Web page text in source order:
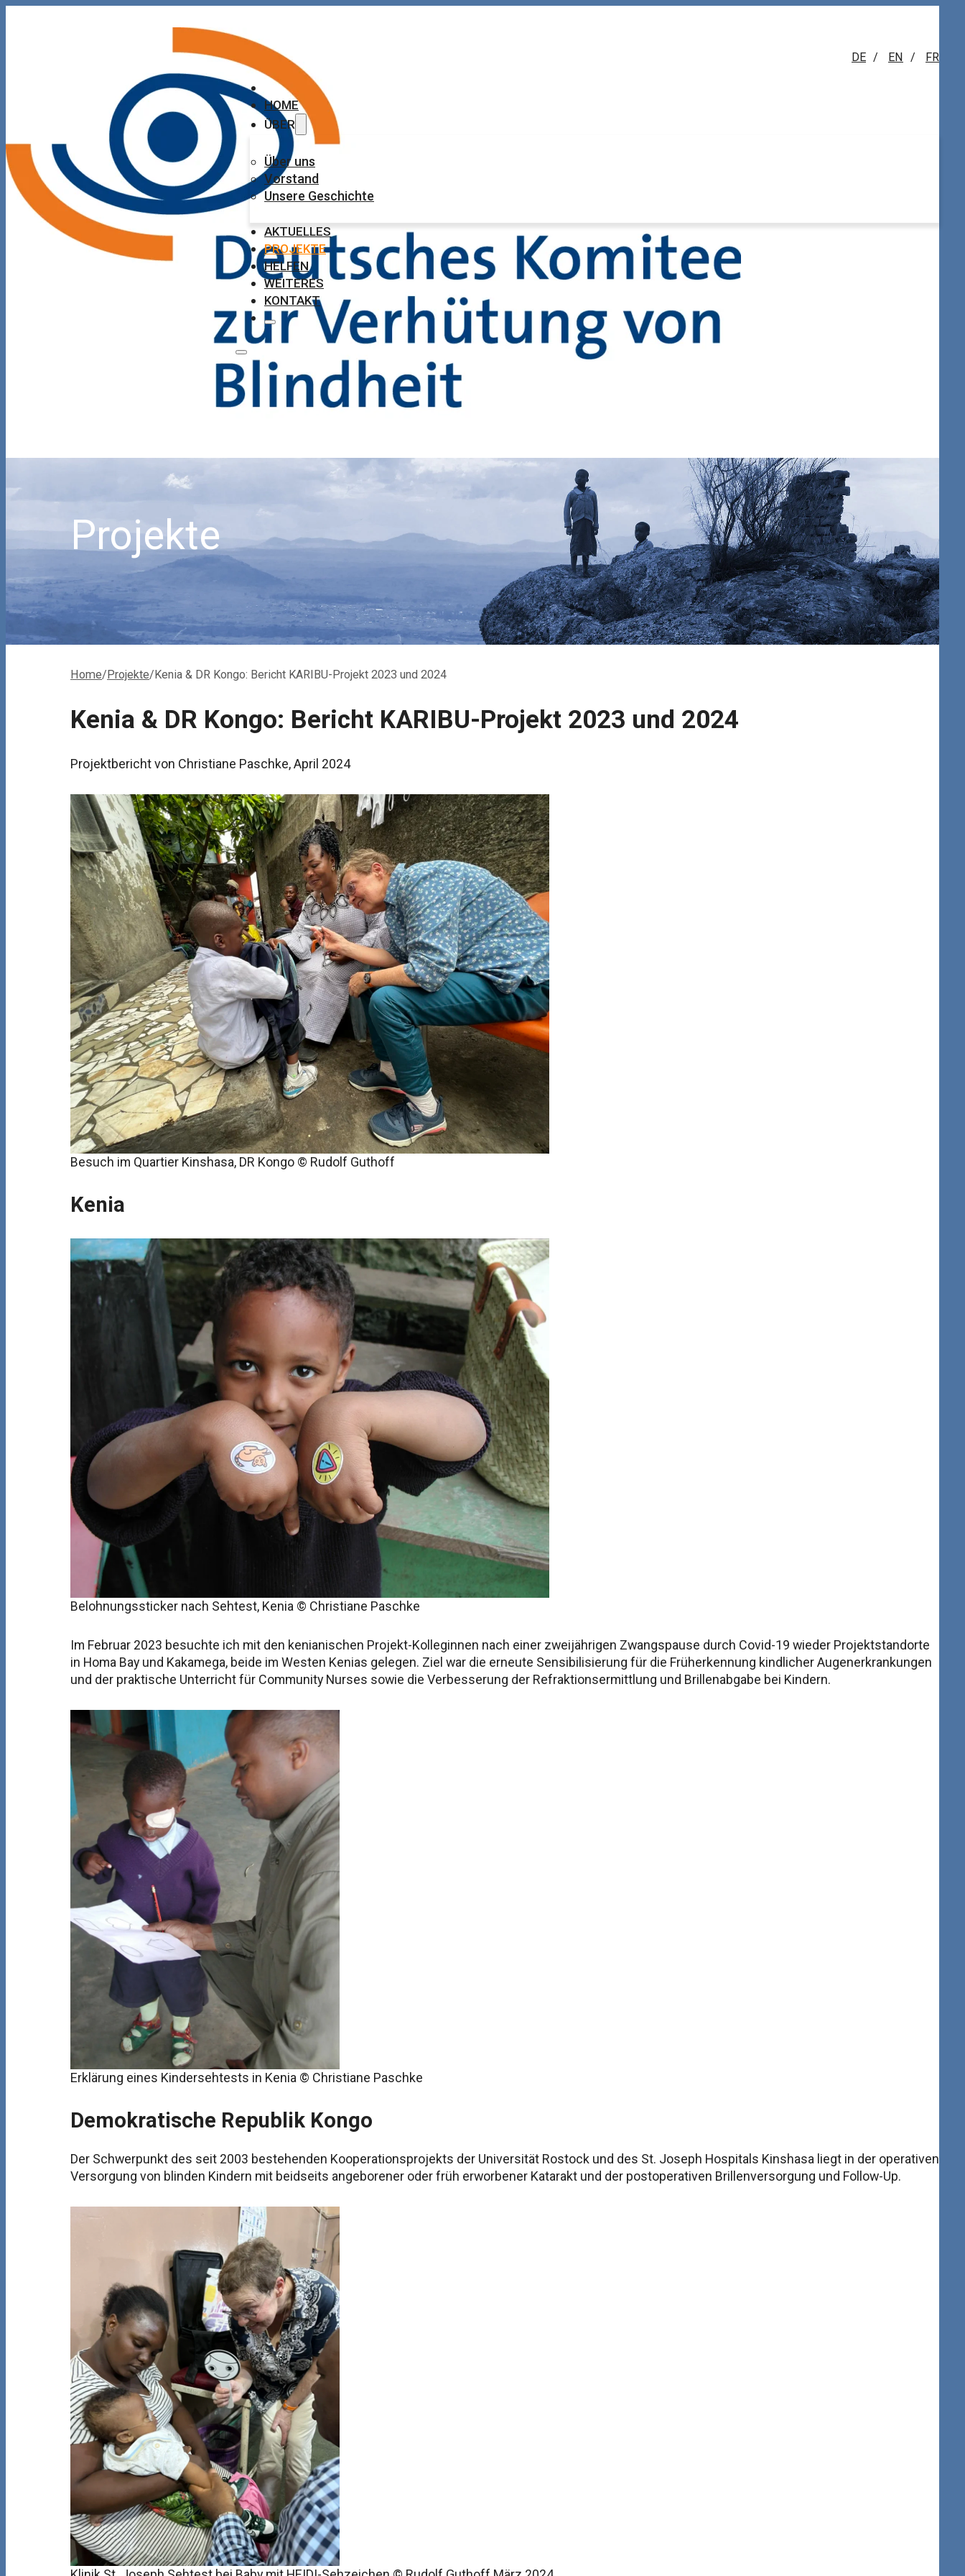
DE / EN / FR
HOME
ÜBER
Über uns
Vorstand
Unsere Geschichte
AKTUELLES
PROJEKTE
HELFEN
WEITERES
KONTAKT
Projekte
Home/Projekte/Kenia & DR Kongo: Bericht KARIBU-Projekt 2023 und 2024
Kenia & DR Kongo: Bericht KARIBU-Projekt 2023 und 2024
Projektbericht von Christiane Paschke, April 2024
Besuch im Quartier Kinshasa, DR Kongo © Rudolf Guthoff
Kenia
Belohnungssticker nach Sehtest, Kenia © Christiane Paschke
Im Februar 2023 besuchte ich mit den kenianischen Projekt-Kolleginnen nach einer zweijährigen Zwangspause durch Covid-19 wieder Projektstandorte
in Homa Bay und Kakamega, beide im Westen Kenias gelegen. Ziel war die erneute Sensibilisierung für die Früherkennung kindlicher Augenerkrankungen
und der praktische Unterricht für Community Nurses sowie die Verbesserung der Refraktionsermittlung und Brillenabgabe bei Kindern.
Erklärung eines Kindersehtests in Kenia © Christiane Paschke
Demokratische Republik Kongo
Der Schwerpunkt des seit 2003 bestehenden Kooperationsprojekts der Universität Rostock und des St. Joseph Hospitals Kinshasa liegt in der operativen
Versorgung von blinden Kindern mit beidseits angeborener oder früh erworbener Katarakt und der postoperativen Brillenversorgung und Follow-Up.